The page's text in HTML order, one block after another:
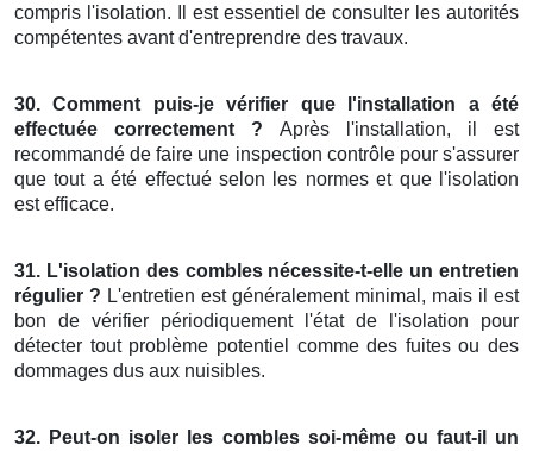
compris l'isolation. Il est essentiel de consulter les autorités
compétentes avant d'entreprendre des travaux.
30. Comment puis-je vérifier que l'installation a été
effectuée correctement ? Après l'installation, il est
recommandé de faire une inspection contrôle pour s'assurer
que tout a été effectué selon les normes et que l'isolation
est efficace.
31. L'isolation des combles nécessite-t-elle un entretien
régulier ? L'entretien est généralement minimal, mais il est
bon de vérifier périodiquement l'état de l'isolation pour
détecter tout problème potentiel comme des fuites ou des
dommages dus aux nuisibles.
32. Peut-on isoler les combles soi-même ou faut-il un